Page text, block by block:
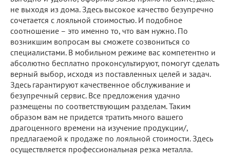
не выходя из дома. Здесь высокое качество безупречно
сочетается с лояльной стоимостью. И подобное
соотношение – это именно то, что вам нужно. По
возникшим вопросам вы сможете созвониться со
специалистами. В мобильном режиме вас компетентно и
абсолютно бесплатно проконсультируют, помогут сделать
верный выбор, исходя из поставленных целей и задач.
Здесь гарантируют качественное обслуживание и
безупречный сервис. Все предложения удачно
размещены по соответствующим разделам. Таким
образом вам не придется тратить много вашего
драгоценного времени на изучение продукции/,
предлагаемой к продаже по лояльной стоимости. Здесь
осуществляется профессиональная резка металла.